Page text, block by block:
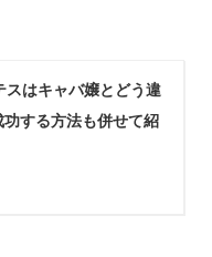
スはキャバ嬢とどう違
する方法も併せて紹